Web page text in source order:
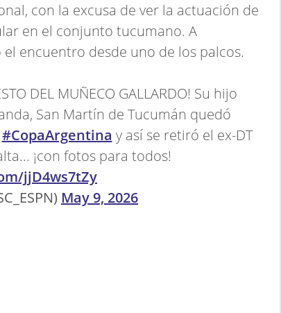
con la excusa de ver la actuación de
en el conjunto tucumano. A
encuentro desde uno de los palcos.
DEL MUÑECO GALLARDO! Su hijo
San Martín de Tucumán quedó
#CopaArgentina y así se retiró el ex-DT
¡con fotos para todos!
jjD4ws7tZy
May 9, 2026